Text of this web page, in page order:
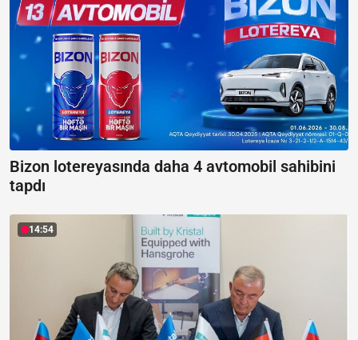
Bizon lotereyasında daha 4 avtomobil sahibini
tapdı
14:54